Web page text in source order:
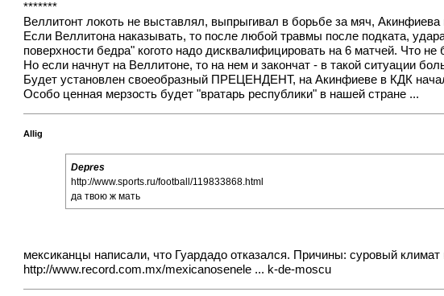
*******
Веллитонт локоть не выставлял, выпрыгивал в борьбе за мяч,
Если Веллитона наказывать, то после любой травмы после подката,
поверхности бедра" когото надо дисквалифицировать на 6 матчей. Что
Но если начнут на Веллитоне, то на нем и закончат - в такой ситуации
Будет установлен своеобразный ПРЕЦЕНДЕНТ, на Акинфиеве в КДК
Особо ценная мерзость будет "вратарь республики" в нашей стране ...
Allig
Depres
http://www.sports.ru/football/119833868.html
да твою ж мать
мексиканцы написали, что Гуардадо отказался. Причины: суровый
http://www.record.com.mx/mexicanosenele ... k-de-moscu